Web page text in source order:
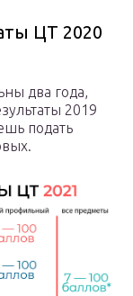
ЦТ 2020
два года,
2019
подать